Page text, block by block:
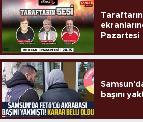
Pazartesi
başını